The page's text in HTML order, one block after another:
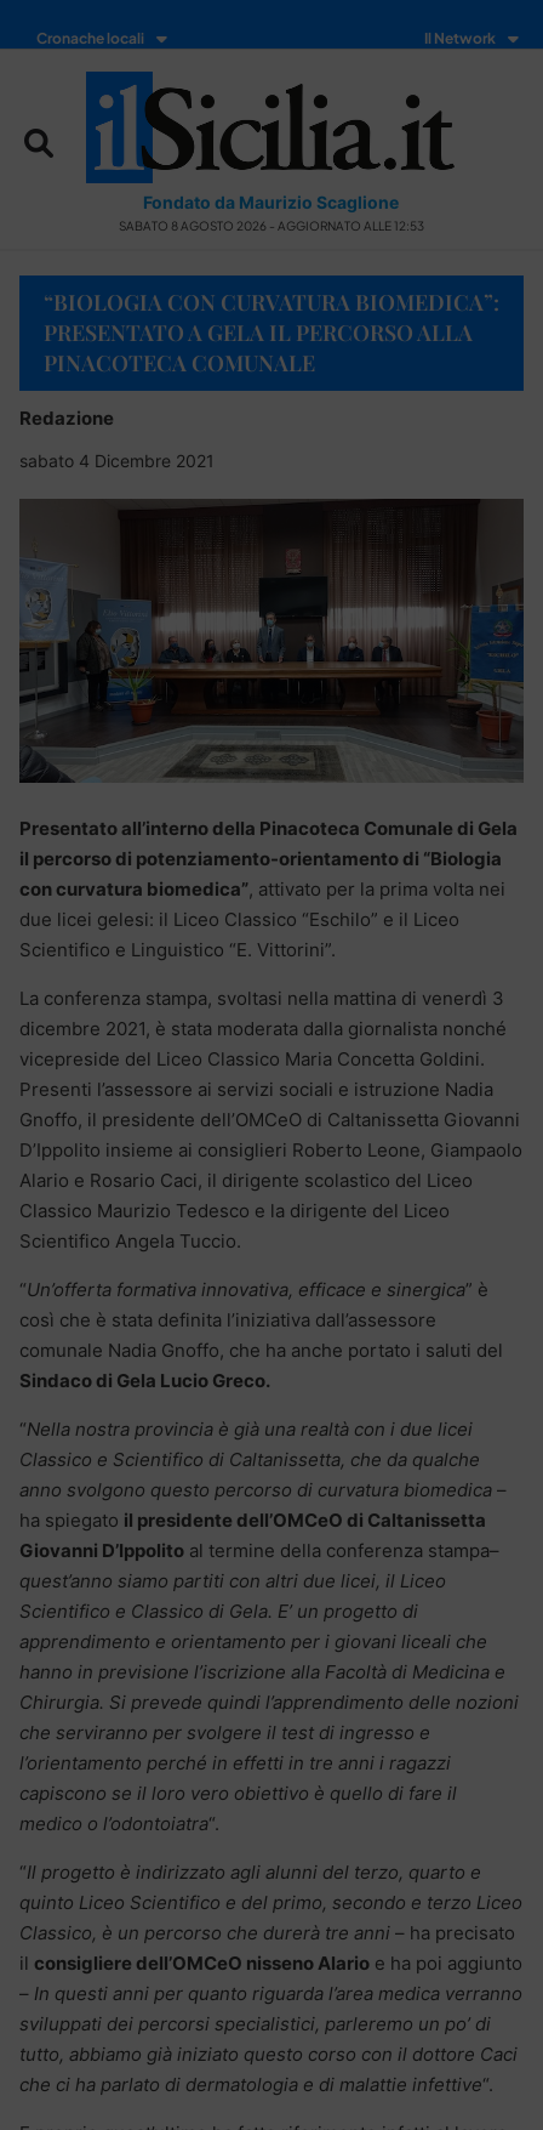
Cronache locali Il Network
Fondato da Maurizio Scaglione
SABATO 8 AGOSTO 2026 - AGGIORNATO ALLE 12:53
“BIOLOGIA CON CURVATURA BIOMEDICA”:
PRESENTATO A GELA IL PERCORSO ALLA
PINACOTECA COMUNALE
Redazione
sabato 4 Dicembre 2021
Presentato all’interno della Pinacoteca Comunale di Gela
il percorso di potenziamento-orientamento di “Biologia
con curvatura biomedica”, attivato per la prima volta nei
due licei gelesi: il Liceo Classico “Eschilo” e il Liceo
Scientifico e Linguistico “E. Vittorini”.
La conferenza stampa, svoltasi nella mattina di venerdì 3
dicembre 2021, è stata moderata dalla giornalista nonché
vicepreside del Liceo Classico Maria Concetta Goldini.
Presenti l’assessore ai servizi sociali e istruzione Nadia
Gnoffo, il presidente dell’OMCeO di Caltanissetta Giovanni
D’Ippolito insieme ai consiglieri Roberto Leone, Giampaolo
Alario e Rosario Caci, il dirigente scolastico del Liceo
Classico Maurizio Tedesco e la dirigente del Liceo
Scientifico Angela Tuccio.
“Un’offerta formativa innovativa, efficace e sinergica” è
così che è stata definita l’iniziativa dall’assessore
comunale Nadia Gnoffo, che ha anche portato i saluti del
Sindaco di Gela Lucio Greco.
“Nella nostra provincia è già una realtà con i due licei
Classico e Scientifico di Caltanissetta, che da qualche
anno svolgono questo percorso di curvatura biomedica –
ha spiegato il presidente dell’OMCeO di Caltanissetta
Giovanni D’Ippolito al termine della conferenza stampa–
quest’anno siamo partiti con altri due licei, il Liceo
Scientifico e Classico di Gela. E’ un progetto di
apprendimento e orientamento per i giovani liceali che
hanno in previsione l’iscrizione alla Facoltà di Medicina e
Chirurgia. Si prevede quindi l’apprendimento delle nozioni
che serviranno per svolgere il test di ingresso e
l’orientamento perché in effetti in tre anni i ragazzi
capiscono se il loro vero obiettivo è quello di fare il
medico o l’odontoiatra“.
“Il progetto è indirizzato agli alunni del terzo, quarto e
quinto Liceo Scientifico e del primo, secondo e terzo Liceo
Classico, è un percorso che durerà tre anni – ha precisato
il consigliere dell’OMCeO nisseno Alario e ha poi aggiunto
– In questi anni per quanto riguarda l’area medica verranno
sviluppati dei percorsi specialistici, parleremo un po’ di
tutto, abbiamo già iniziato questo corso con il dottore Caci
che ci ha parlato di dermatologia e di malattie infettive“.